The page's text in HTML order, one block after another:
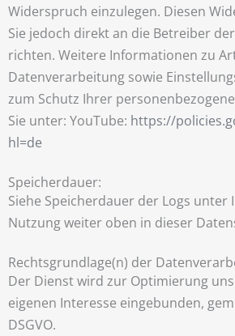
Widerspruch einzulegen. Diesen
Sie jedoch direkt an die Betreiber
richten. Weitere Informationen zu
Datenverarbeitung sowie
zum Schutz Ihrer
Sie unter: YouTube: https://
hl=de
Speicherdauer:
Siehe Speicherdauer der Logs
Nutzung weiter oben in dieser
Rechtsgrundlage(n) der
Der Dienst wird zur Optimierung
eigenen Interesse eingebunden,
DSGVO.